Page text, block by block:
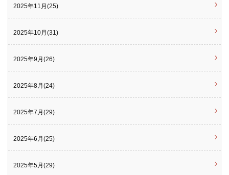
2025年11月(25)
2025年10月(31)
2025年9月(26)
2025年8月(24)
2025年7月(29)
2025年6月(25)
2025年5月(29)